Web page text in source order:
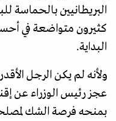
البريطانيين بالحماسة
كثيرون متواضعة في
البداية.
ولأنه لم يكن الرجل
عجز رئيس الوزراء عن
بمنحه فرصة الشك